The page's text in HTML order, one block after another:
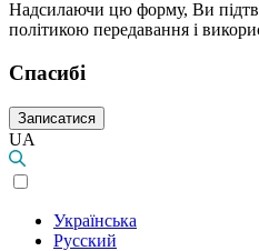
Надсилаючи цю форму, Ви
політикою передавання і
Спасибі
Записатися
UA
Українська
Русский